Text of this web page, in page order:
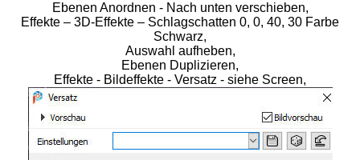
Ebenen Anordnen - Nach unten verschieben,
Effekte – 3D-Effekte – Schlagschatten 0, 0, 40, 30 Farbe
Schwarz,
Auswahl aufheben,
Ebenen Duplizieren,
Effekte - Bildeffekte - Versatz - siehe Screen,